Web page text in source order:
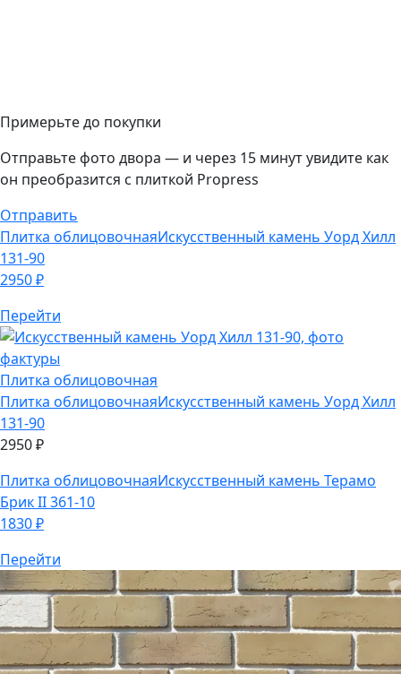
Отправить
131-90
2950₽
Перейти
Плитка облицовочная
Плитка облицовочная
131-90
2950₽
Плитка облицовочная
Брик II 361-10
1830₽